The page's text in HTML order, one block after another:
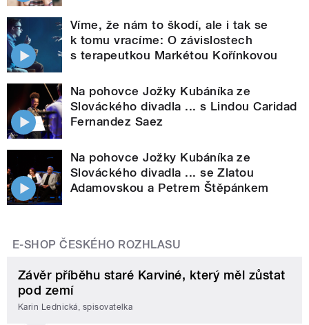
Víme, že nám to škodí, ale i tak se
k tomu vracíme: O závislostech
s terapeutkou Markétou Kořínkovou
Na pohovce Jožky Kubáníka ze
Slováckého divadla ... s Lindou Caridad
Fernandez Saez
Na pohovce Jožky Kubáníka ze
Slováckého divadla ... se Zlatou
Adamovskou a Petrem Štěpánkem
E-SHOP ČESKÉHO ROZHLASU
Závěr příběhu staré Karviné, který měl zůstat
pod zemí
Karin Lednická, spisovatelka